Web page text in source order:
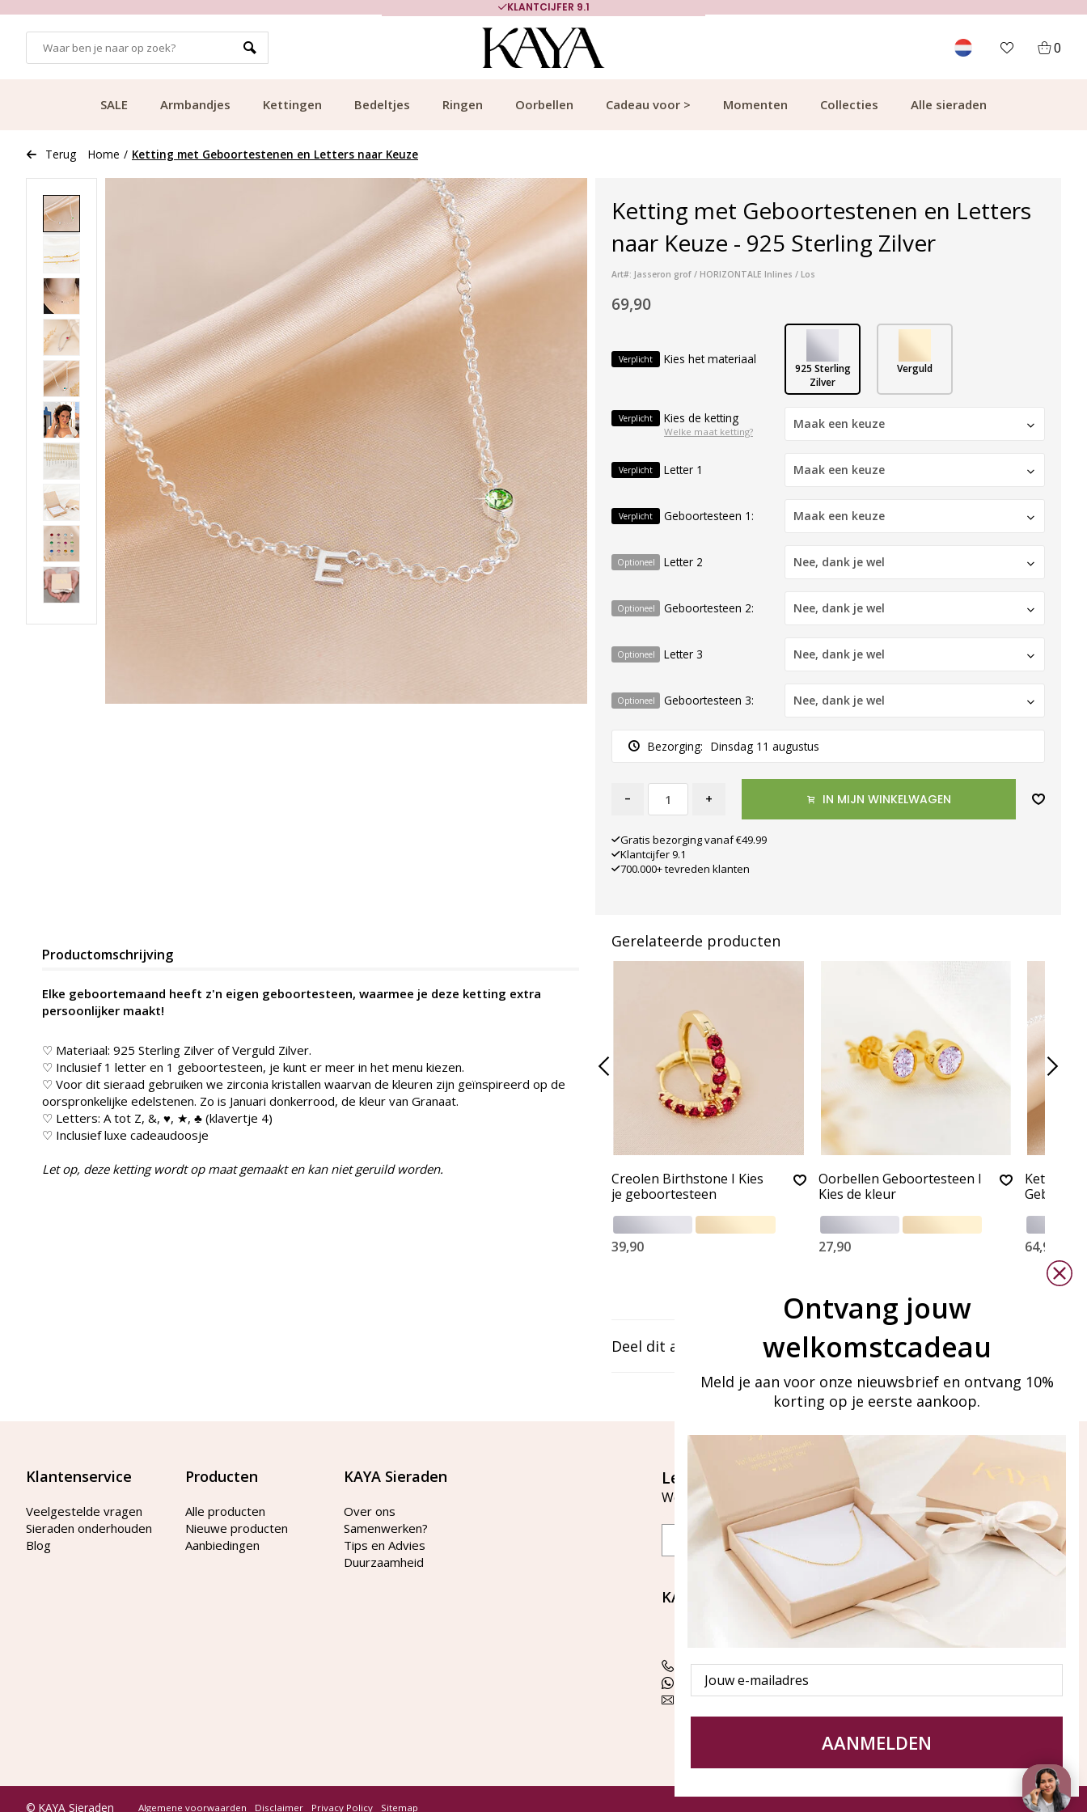
KLANTCIJFER 9.1
0
SALE Armbandjes Kettingen Bedeltjes Ringen Oorbellen Cadeau voor > Momenten Collecties Alle sieraden
Terug Home / Ketting met Geboortestenen en Letters naar Keuze
Ketting met Geboortestenen en Letters
naar Keuze - 925 Sterling Zilver
Art#: Jasseron grof / HORIZONTALE Inlines / Los
69,90
Verplicht Kies het materiaal
925 Sterling
Zilver
Verguld
Verplicht Kies de ketting
Welke maat ketting? Maak een keuze
Verplicht Letter 1 Maak een keuze
Verplicht Geboortesteen 1: Maak een keuze
Optioneel Letter 2 Nee, dank je wel
Optioneel Geboortesteen 2: Nee, dank je wel
Optioneel Letter 3 Nee, dank je wel
Optioneel Geboortesteen 3: Nee, dank je wel
Bezorging: Dinsdag 11 augustus
- + IN MIJN WINKELWAGEN
Gratis bezorging vanaf €49.99
Klantcijfer 9.1
700.000+ tevreden klanten
Productomschrijving
Elke geboortemaand heeft z'n eigen geboortesteen, waarmee je deze ketting extra
persoonlijker maakt!
♡ Materiaal: 925 Sterling Zilver of Verguld Zilver.
♡ Inclusief 1 letter en 1 geboortesteen, je kunt er meer in het menu kiezen.
♡ Voor dit sieraad gebruiken we zirconia kristallen waarvan de kleuren zijn geïnspireerd op de
oorspronkelijke edelstenen. Zo is Januari donkerrood, de kleur van Granaat.
♡ Letters: A tot Z, &, ♥, ★, ♣ (klavertje 4)
♡ Inclusief luxe cadeaudoosje
Let op, deze ketting wordt op maat gemaakt en kan niet geruild worden.
Gerelateerde producten
Creolen Birthstone I Kies
je geboortesteen
39,90
Oorbellen Geboortesteen I
Kies de kleur
27,90
Ketting
64,90
Deel dit artikel
Klantenservice
Veelgestelde vragen
Sieraden onderhouden
Blog
Producten
Alle producten
Nieuwe producten
Aanbiedingen
KAYA Sieraden
Over ons
Samenwerken?
Tips en Advies
Duurzaamheid
Let's stay in touch
Word lid van onze mailinglijst
KAYA Sieraden
Bellen of WhatsApp Ma-Vr
tussen 09:00-17:00
Tel: 085 000 31 87
WhatsApp: 085 000 31 87
klantenservice@kayasieraden.nl
© KAYA Sieraden Algemene voorwaarden Disclaimer Privacy Policy Sitemap
Ontvang jouw
welkomstcadeau
Meld je aan voor onze nieuwsbrief en ontvang 10%
korting op je eerste aankoop.
Email
AANMELDEN